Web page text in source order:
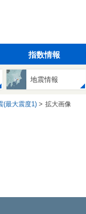
指数情報
地震情報
(最大震度1) 拡大画像